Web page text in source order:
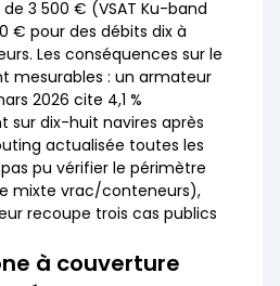
3 500 € (VSAT Ku-band
€ pour des débits dix à
Les conséquences sur le
mesurables : un armateur
2026 cite 4,1 %
sur dix-huit navires après
actualisée toutes les
pu vérifier le périmètre
mixte vrac/conteneurs),
recoupe trois cas publics
à couverture